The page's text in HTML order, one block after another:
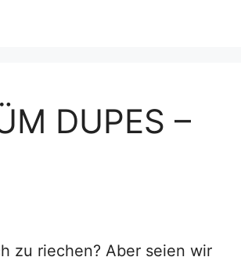
DUPES –
zu riechen? Aber seien wir